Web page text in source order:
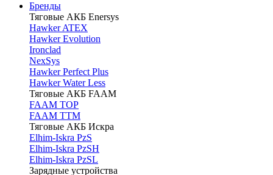
Бренды
Тяговые АКБ Enersys
Hawker ATEX
Hawker Evolution
Ironclad
NexSys
Hawker Perfect Plus
Hawker Water Less
Тяговые АКБ FAAM
FAAM TOP
FAAM TTM
Тяговые АКБ Искра
Elhim-Iskra PzS
Elhim-Iskra PzSH
Elhim-Iskra PzSL
Зарядные устройства